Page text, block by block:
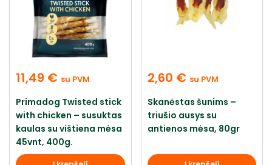
11,49 € su PVM
Primadog Twisted stick
with chicken – susuktas
kaulas su vištiena mėsa
45vnt, 400g.
2,60 € su PVM
Skanėstas šunims –
triušio ausys su
antienos mėsa, 80gr